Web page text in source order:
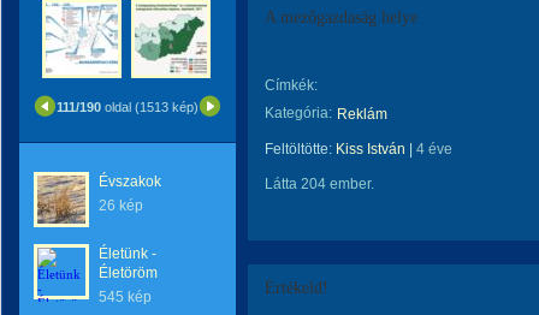
111/190 oldal (1513 kép)
Évszakok
26 kép
Életünk -
Életöröm
545 kép
A mezőgazdaság helye
Címkék:
Kategória: Reklám
Feltöltötte: Kiss István 4 éve
Látta 204 ember.
Értékeld!